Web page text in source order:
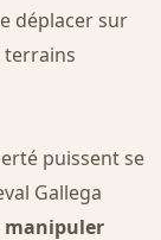
déplacer sur
terrains
puissent se
Gallega
manipuler